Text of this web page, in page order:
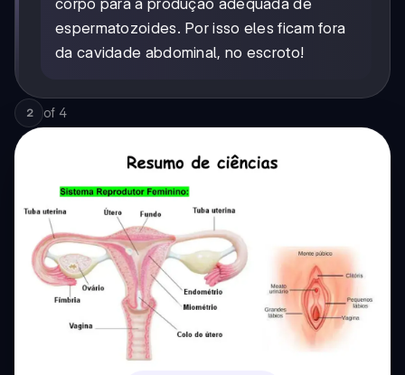
corpo para a produção adequada de
espermatozoides. Por isso eles ficam fora
da cavidade abdominal, no escroto!
2 of 4